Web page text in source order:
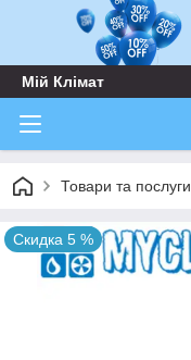
Мій Клімат
Товари та послуги
Скидка 5 %